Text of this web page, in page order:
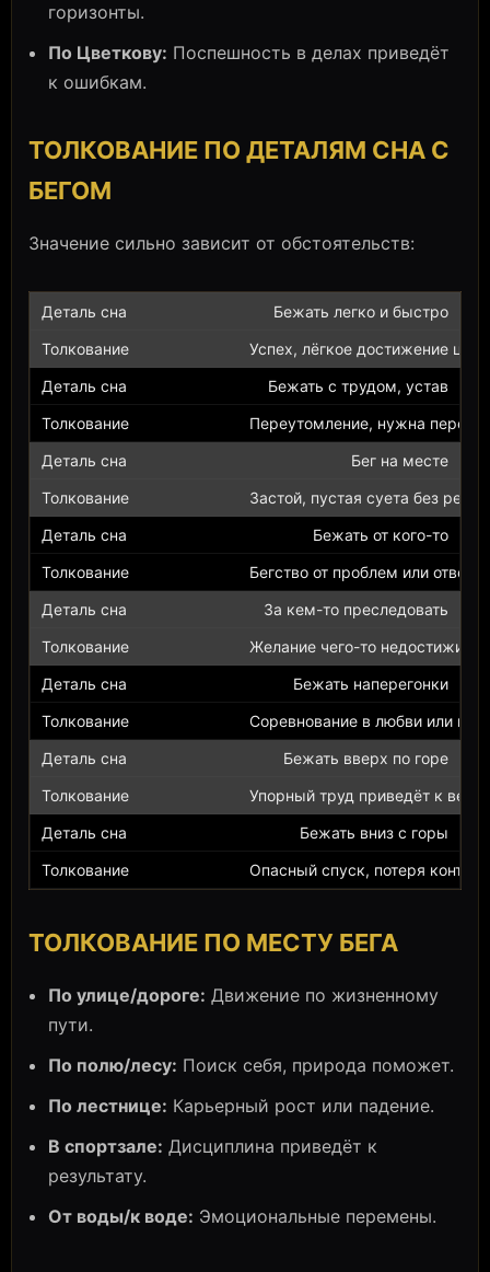
горизонты.
По Цветкову: Поспешность в делах приведёт
к ошибкам.
ТОЛКОВАНИЕ ПО ДЕТАЛЯМ СНА С
БЕГОМ
Значение сильно зависит от обстоятельств:
Бежать легко и быстро
Успех, лёгкое достижение
Бежать с трудом, устав
Переутомление, нужна
Бег на месте
Застой, пустая суета без
Бежать от кого-то
Бегство от проблем или
За кем-то преследовать
Желание чего-то
Бежать наперегонки
Соревнование в любви или
Бежать вверх по горе
Упорный труд приведёт к
Бежать вниз с горы
Опасный спуск, потеря
ТОЛКОВАНИЕ ПО МЕСТУ БЕГА
По улице/дороге: Движение по жизненному
пути.
По полю/лесу: Поиск себя, природа поможет.
По лестнице: Карьерный рост или падение.
В спортзале: Дисциплина приведёт к
результату.
От воды/к воде: Эмоциональные перемены.